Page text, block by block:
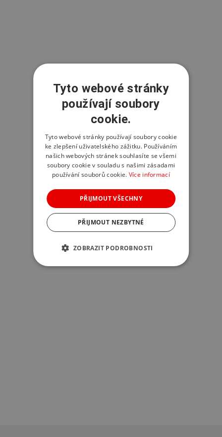
Tyto webové stránky
používají soubory
cookie.
Tyto webové stránky používají soubory cookie
ke zlepšení uživatelského zážitku. Používáním
našich webových stránek souhlasíte se všemi
soubory cookie v souladu s našimi zásadami
používání souborů cookie. Více informací
PŘIJMOUT VŠECHNY
PŘIJMOUT NEZBYTNÉ
ZOBRAZIT PODROBNOSTI